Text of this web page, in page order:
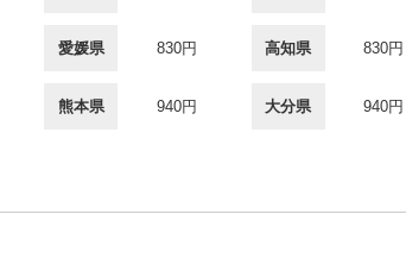
愛媛県 830円 高知県 830円
熊本県 940円 大分県 940円